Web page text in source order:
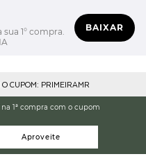
1° compra.
BAIXAR
CUPOM: PRIMEIRAMR
na 1ª compra com o cupom
Aproveite